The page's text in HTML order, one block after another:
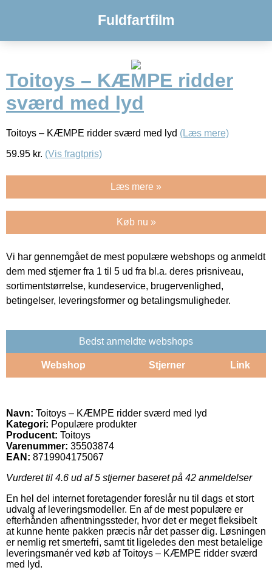
Fuldfartfilm
Toitoys – KÆMPE ridder
sværd med lyd
Toitoys – KÆMPE ridder sværd med lyd (Læs mere)
59.95 kr. (Vis fragtpris)
Læs mere »
Køb nu »
Vi har gennemgået de mest populære webshops og anmeldt
dem med stjerner fra 1 til 5 ud fra bl.a. deres prisniveau,
sortimentstørrelse, kundeservice, brugervenlighed,
betingelser, leveringsformer og betalingsmuligheder.
Bedst anmeldte webshops
Webshop Stjerner Link
Navn: Toitoys – KÆMPE ridder sværd med lyd
Kategori: Populære produkter
Producent: Toitoys
Varenummer: 35503874
EAN: 8719904175067
Vurderet til 4.6 ud af 5 stjerner baseret på 42 anmeldelser
En hel del internet foretagender foreslår nu til dags et stort
udvalg af leveringsmodeller. En af de mest populære er
efterhånden afhentningssteder, hvor det er meget fleksibelt
at kunne hente pakken præcis når det passer dig. Løsningen
er nemlig ret smertefri, samt tit ligeledes den mest betalelige
leveringsmanér ved køb af Toitoys – KÆMPE ridder sværd
med lyd.